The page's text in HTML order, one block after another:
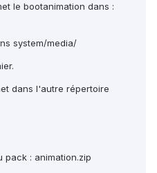
le bootanimation dans :
system/media/
dans l'autre répertoire
pack : animation.zip